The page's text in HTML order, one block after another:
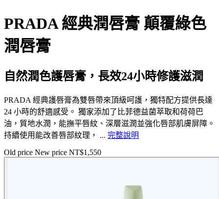
PRADA 經典潤唇膏 顛覆綠色
潤唇膏
自然潤色護唇膏，長效24小時修護滋潤
PRADA 經典護唇膏為雙唇帶來頂級呵護，獨特配方提供長達
24 小時的舒適感受。 獨家添加了比菲德益菌萃取和荷荷巴
油，質地水潤，能撫平唇紋、深層滋潤並強化唇部肌膚屏障。
持續使用能改善唇部紋理， ... 完整說明
Old price New price NT$1,550